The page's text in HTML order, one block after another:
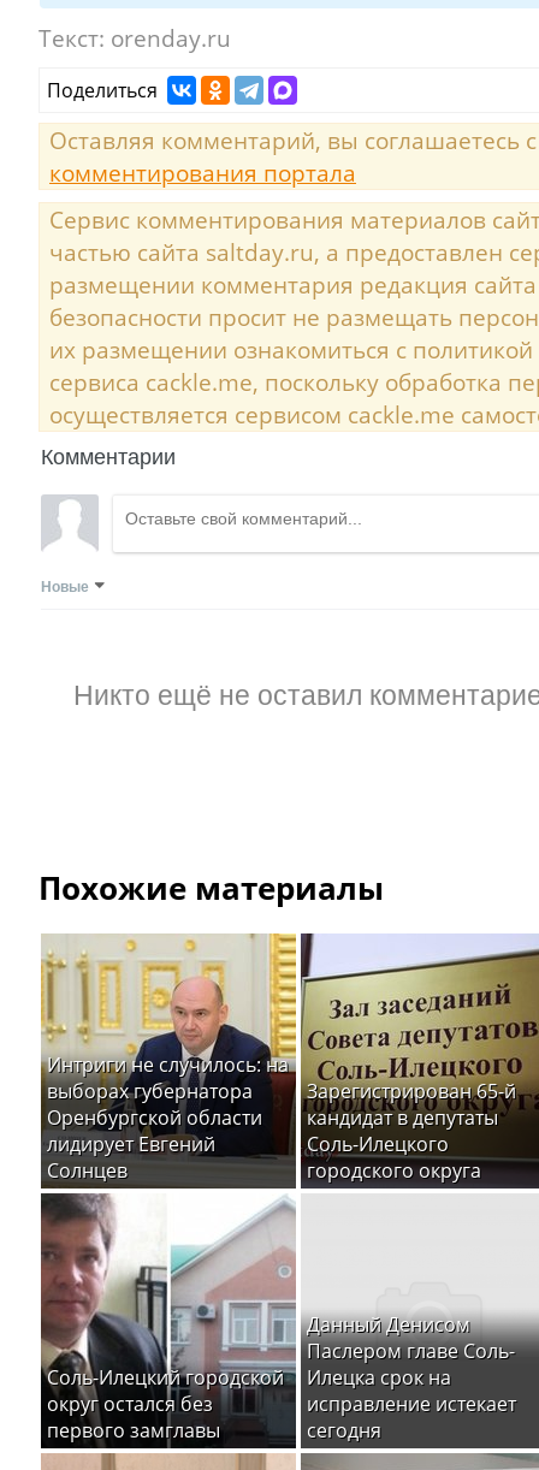
Текст: orenday.ru
Поделиться
Оставляя комментарий, вы соглашаетесь
комментирования портала
Сервис комментирования материалов
частью сайта saltday.ru, а предоставлен
размещении комментария редакция
безопасности просит не размещать
их размещении ознакомиться с
сервиса cackle.me, поскольку обработка
осуществляется сервисом cackle.me
Комментарии
Новые
Никто ещё не оставил
Похожие материалы
Интриги не случилось: на
выборах губернатора
Оренбургской области
лидирует Евгений
Солнцев
Зарегистрирован 65-й
кандидат в депутаты
Соль-Илецкого
городского округа
Соль-Илецкий городской
округ остался без
первого замглавы
Данный Денисом
Паслером главе Соль-
Илецка срок на
исправление истекает
сегодня